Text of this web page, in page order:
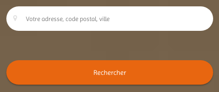
Rechercher